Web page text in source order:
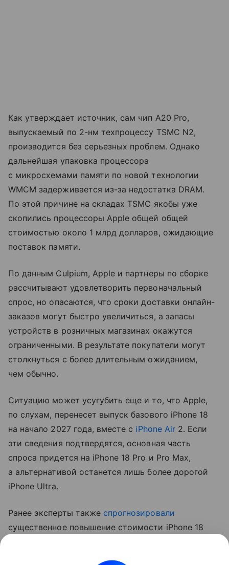
Как утверждает источник, сам чип A20 Pro,
выпускаемый по 2-нм техпроцессу TSMC N2,
производится без серьезных проблем. Однако
дальнейшая упаковка процессора
с микросхемами памяти по новой технологии
WMCM задерживается из-за недостатка DRAM.
По этой причине на складах TSMC якобы уже
скопились процессоры Apple общей общей
стоимостью около 1 млрд долларов, ожидающие
поставок памяти.
По данным Culpium, Apple и партнеры по сборке
рассчитывают удовлетворить первоначальный
спрос, но опасаются, что сроки доставки онлайн-
заказов могут быстро увеличиться, а запасы
устройств в розничных магазинах окажутся
ограниченными. В результате покупатели могут
столкнуться с более длительным ожиданием,
чем обычно.
Ситуацию может усугубить еще и то, что Apple,
по слухам, перенесет выпуск базового iPhone 18
на начало 2027 года, вместе с iPhone Air2. Если
эти сведения подтвердятся, основная часть
спроса придется на iPhone 18 Pro и Pro Max,
а альтернативой останется лишь более дорогой
iPhone Ultra.
Ранее эксперты также спрогнозировали
существенное повышение стоимости iPhone 18